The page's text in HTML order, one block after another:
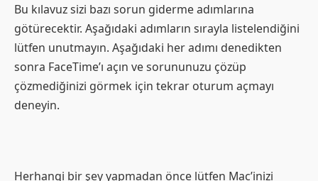
Bu kılavuz sizi bazı sorun giderme adımlarına
götürecektir. Aşağıdaki adımların sırayla listelendiğini
lütfen unutmayın. Aşağıdaki her adımı denedikten
sonra FaceTime’ı açın ve sorununuzu çözüp
çözmediğinizi görmek için tekrar oturum açmayı
deneyin.
Herhangi bir şey yapmadan önce lütfen Mac’inizi